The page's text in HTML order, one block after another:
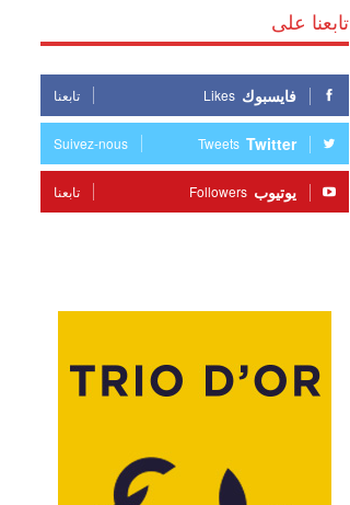
تابعنا على
فايسبوك Likes تابعنا
Twitter
Tweets
Suivez-nous
يوتيوب Followers تابعنا